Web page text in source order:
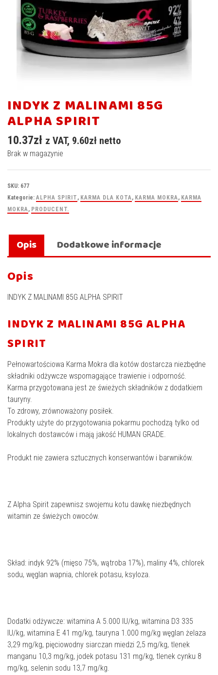
INDYK Z MALINAMI 85G
ALPHA SPIRIT
10.37zł z VAT, 9.60zł netto
Brak w magazynie
SKU: 677
Kategorie: ALPHA SPIRIT , KARMA DLA KOTA, KARMA MOKRA, KARMA
MOKRA, PRODUCENT.
Opis Dodatkowe informacje
Opis
INDYK Z MALINAMI 85G ALPHA SPIRIT
INDYK Z MALINAMI 85G ALPHA
SPIRIT
Pełnowartościowa Karma Mokra dla kotów dostarcza niezbędne
składniki odżywcze wspomagające trawienie i odporność.
Karma przygotowana jest ze świeżych składników z dodatkiem
tauryny.
To zdrowy, zrównoważony posiłek.
Produkty użyte do przygotowania pokarmu pochodzą tylko od
lokalnych dostawców i mają jakość HUMAN GRADE.
Produkt nie zawiera sztucznych konserwantów i barwników.
Z Alpha Spirit zapewnisz swojemu kotu dawkę niezbędnych
witamin ze świeżych owoców.
Skład: indyk 92% (mięso 75%, wątroba 17%), maliny 4%, chlorek
sodu, węglan wapnia, chlorek potasu, ksyloza.
Dodatki odżywcze: witamina A 5.000 IU/kg, witamina D3 335
IU/kg, witamina E 41 mg/kg, tauryna 1.000 mg/kg węglan żelaza
3,29 mg/kg, pięciowodny siarczan miedzi 2,5 mg/kg, tlenek
manganu 10,3 mg/kg, jodek potasu 131 mg/kg, tlenek cynku 8
mg/kg, selenin sodu 13,7 mg/kg.